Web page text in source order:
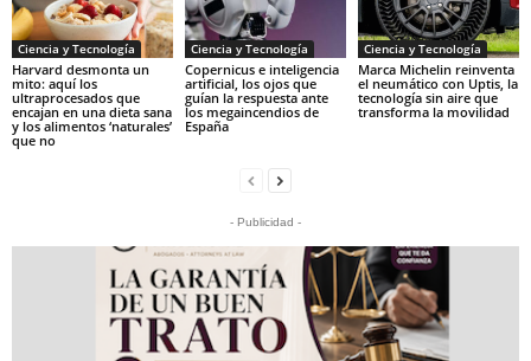
Ciencia y Tecnología
Harvard desmonta un
mito: aquí los
ultraprocesados que
encajan en una dieta sana
y los alimentos ‘naturales’
que no
Ciencia y Tecnología
Copernicus e inteligencia
artificial, los ojos que
guían la respuesta ante
los megaincendios de
España
Ciencia y Tecnología
Marca Michelin reinventa
el neumático con Uptis, la
tecnología sin aire que
transforma la movilidad
- Publicidad -